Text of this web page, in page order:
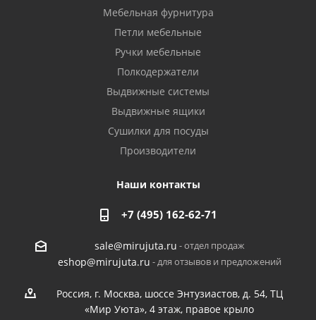
Мебельная фурнитура
Петли мебельные
Ручки мебельные
Полкодержатели
Выдвижные системы
Выдвижные ящики
Сушилки для посуды
Производители
Наши контакты
+7 (495) 162-62-71
sale@mirujuta.ru - отдел продаж
eshop@mirujuta.ru - для отзывов и предложений
Россия, г. Москва, шоссе Энтузиастов, д. 54, ТЦ
«Мир Уюта», 4 этаж, правое крыло